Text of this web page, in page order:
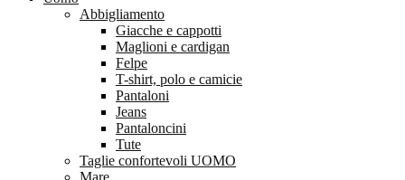
Abbigliamento
Giacche e cappotti
Maglioni e cardigan
Felpe
T-shirt, polo e camicie
Pantaloni
Jeans
Pantaloncini
Tute
Taglie confortevoli UOMO
Mare